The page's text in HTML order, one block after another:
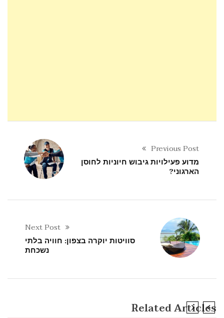
Previous Post
מדוע פעילויות גיבוש חיוניות לחוסן
הארגוני?
Next Post
סוויטות יוקרה בצפון: חוויה בלתי
נשכחת
Related Articles